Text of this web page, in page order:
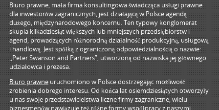
Biuro prawne, mała firma konsultingowa świadcząca usługi prawne
dla inwestorów zagranicznych, jest działającą w Polsce agendą
dużego, międzynarodowego koncernu. Ten typowy konglomerat
skupia kilkadziesiąt większych lub mniejszych przedsiębiorstw i
agend, prowadzących różnorodną działalność produkcyjną, usługową
i handlową. Jest spółką z ograniczoną odpowiedzialnością o nazwie:
„Peter Swanson and Partners”, utworzoną od nazwiska jej głównego
udziałowca i prezesa.
Biuro prawneuruchomiono w Polsce dostrzegając możliwość
zrobienia dobrego interesu. Od końca lat osiemdziesiątych otworzyły
u nas swoje przedstawicielstwa liczne firmy zagraniczne, wielu
biznesmenów nawiązuje też różne formy współpracy z naszymi